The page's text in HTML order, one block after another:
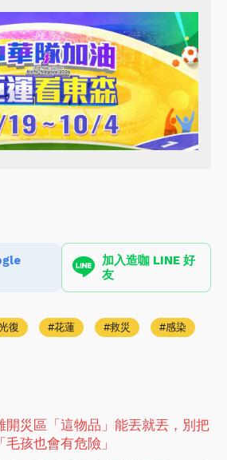
加入造咖 LINE 好
友
復 花蓮 救災 感染
開災區「這物品」能丟就丟，別把
孩也會有危險」